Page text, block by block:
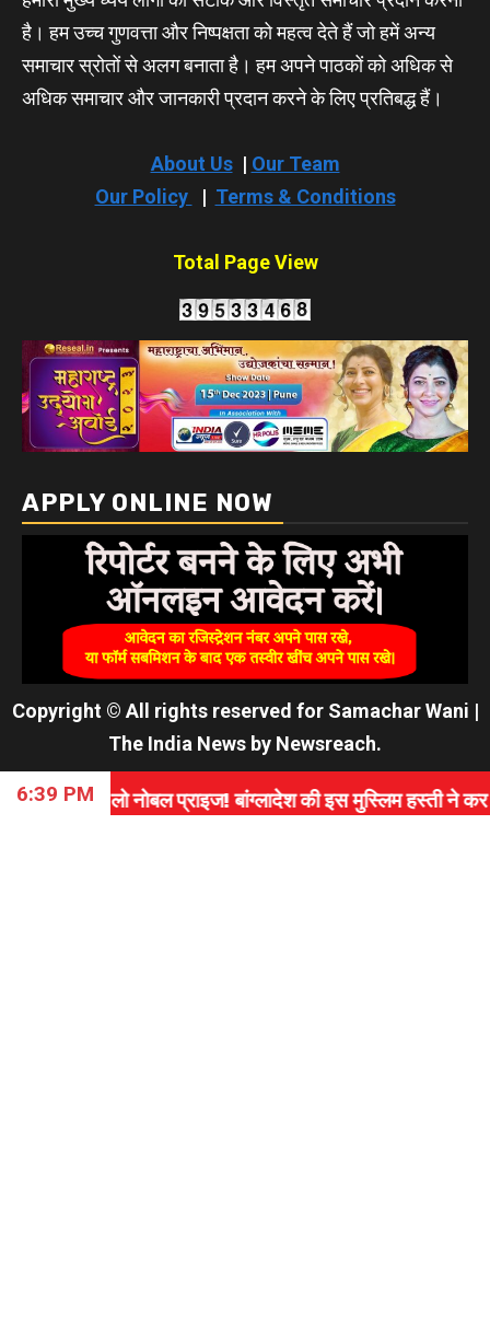
है। हम उच्च गुणवत्ता और निष्पक्षता को महत्व देते हैं जो हमें अन्य
समाचार स्रोतों से अलग बनाता है। हम अपने पाठकों को अधिक से
अधिक समाचार और जानकारी प्रदान करने के लिए प्रतिबद्ध हैं।
About Us| Our Team
Our Policy
| Terms & Conditions
Total Page View
APPLY ONLINE NOW
Copyright © All rights reserved for Samachar Wani |
The India News by Newsreach.
6:39 PM
बांग्लादेश की इस मुस्लिम हस्ती ने कर दी बड़ी मांग।